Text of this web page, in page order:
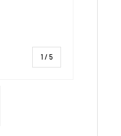
1 /de
5